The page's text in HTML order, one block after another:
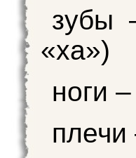
зубы
«ха»)
ноги
плечи